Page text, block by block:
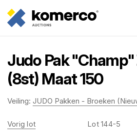
Judo Pak
(8st) Maat 150
Veiling: JUDO Pakken - Broeken
Vorig lot Lot 144-5